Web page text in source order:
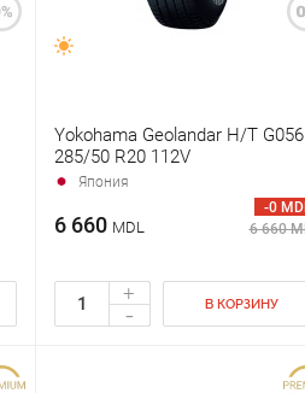
Yokohama Geolandar H/T G056
285/50 R20 112V
Япония
6 660 MDL
-0
6 660
+
- В КОРЗИНУ